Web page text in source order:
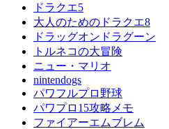
ドラクエ5
大人のためのドラクエ8
ドラッグオンドラグーン
トルネコの大冒険
ニュー・マリオ
nintendogs
パワフルプロ野球
パワプロ15攻略メモ
ファイアーエムブレム